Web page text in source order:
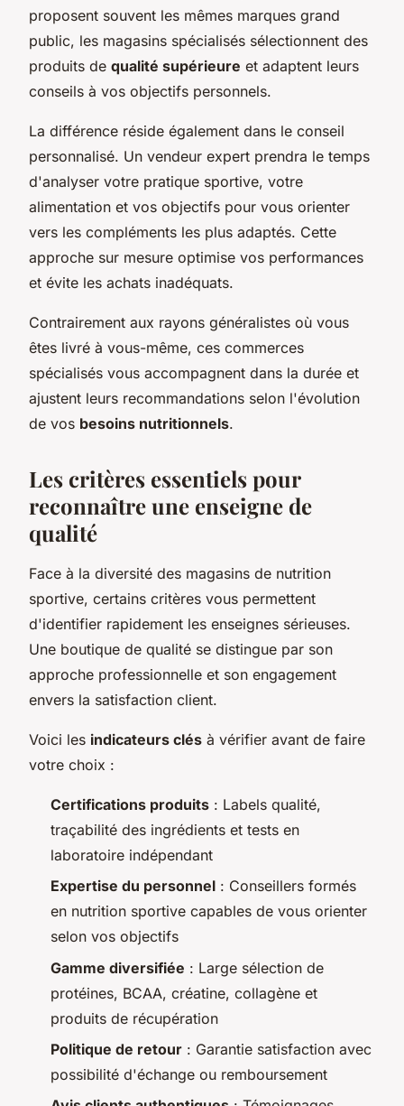
proposent souvent les mêmes marques grand
public, les magasins spécialisés sélectionnent des
produits de qualité supérieure et adaptent leurs
conseils à vos objectifs personnels.
La différence réside également dans le conseil
personnalisé. Un vendeur expert prendra le temps
d'analyser votre pratique sportive, votre
alimentation et vos objectifs pour vous orienter
vers les compléments les plus adaptés. Cette
approche sur mesure optimise vos performances
et évite les achats inadéquats.
Contrairement aux rayons généralistes où vous
êtes livré à vous-même, ces commerces
spécialisés vous accompagnent dans la durée et
ajustent leurs recommandations selon l'évolution
de vos besoins nutritionnels.
Les critères essentiels pour
reconnaître une enseigne de
qualité
Face à la diversité des magasins de nutrition
sportive, certains critères vous permettent
d'identifier rapidement les enseignes sérieuses.
Une boutique de qualité se distingue par son
approche professionnelle et son engagement
envers la satisfaction client.
Voici les indicateurs clés à vérifier avant de faire
votre choix :
Certifications produits : Labels qualité,
traçabilité des ingrédients et tests en
laboratoire indépendant
Expertise du personnel : Conseillers formés
en nutrition sportive capables de vous orienter
selon vos objectifs
Gamme diversifiée : Large sélection de
protéines, BCAA, créatine, collagène et
produits de récupération
Politique de retour : Garantie satisfaction avec
possibilité d'échange ou remboursement